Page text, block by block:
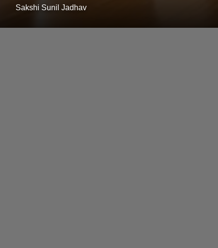
Sakshi Sunil Jadhav